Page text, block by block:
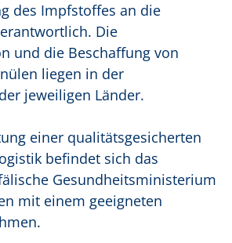
des Impfstoffes an die
Die
und die Beschaffung von
liegen in der
jeweiligen Länder.
einer qualitätsgesicherten
befindet sich das
Gesundheitsministerium
mit einem geeigneten